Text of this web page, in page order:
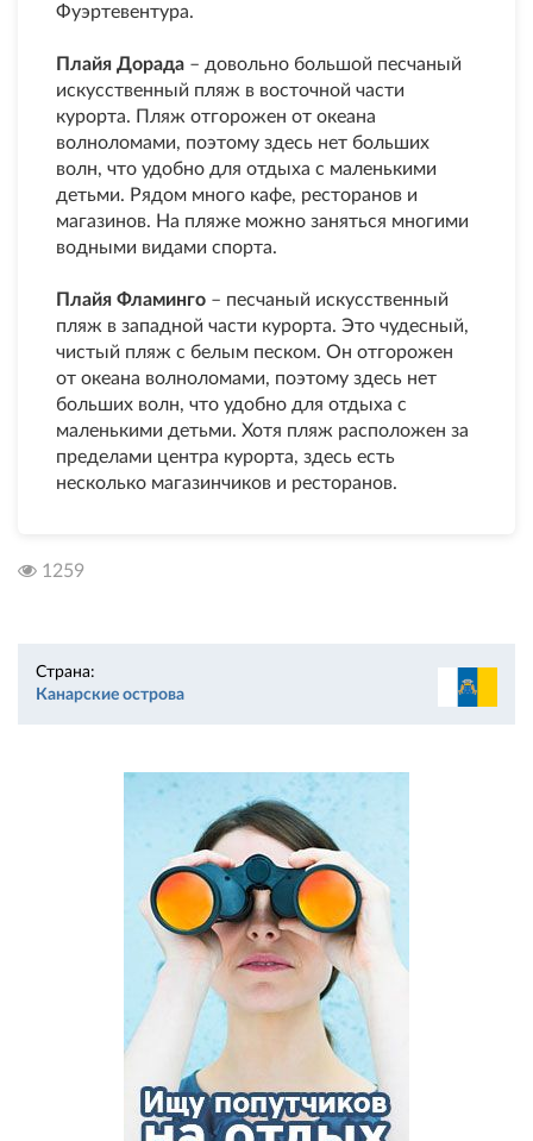
Фуэртевентура.
Плайя Дорада – довольно большой песчаный
искусственный пляж в восточной части
курорта. Пляж отгорожен от океана
волноломами, поэтому здесь нет больших
волн, что удобно для отдыха с маленькими
детьми. Рядом много кафе, ресторанов и
магазинов. На пляже можно заняться многими
водными видами спорта.
Плайя Фламинго – песчаный искусственный
пляж в западной части курорта. Это чудесный,
чистый пляж с белым песком. Он отгорожен
от океана волноломами, поэтому здесь нет
больших волн, что удобно для отдыха с
маленькими детьми. Хотя пляж расположен за
пределами центра курорта, здесь есть
несколько магазинчиков и ресторанов.
1259
Страна:
Канарские острова